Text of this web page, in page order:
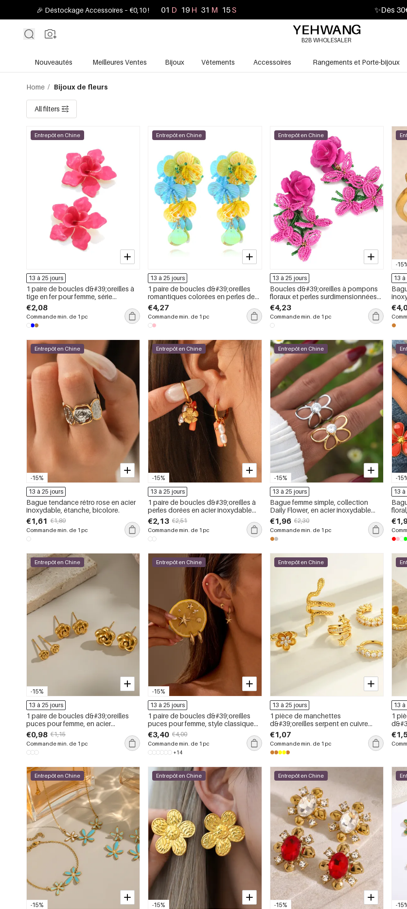
🎉 Déstockage Accessoires – €0,10 ! 01 D 19 H 31 M 12S ✨Dès
B2B WHOLESALER
Nouveautés Meilleures Ventes Bijoux Vêtements Accessoires Rangements et Porte-bijoux
Home / Bijoux de fleurs
All filters
Entrepôt en Chine
13 à 25 jours
1 paire de boucles d&#39;oreilles à
tige en fer pour femme, série
romantique, motif fleur douce
€2,08
Commande min. de 1 pc
Entrepôt en Chine
13 à 25 jours
1 paire de boucles d&#39;oreilles
romantiques colorées en perles de
sequins à motif floral.
€4,27
Commande min. de 1 pc
Entrepôt en Chine
13 à 25 jours
Boucles d&#39;oreilles à pompons
floraux et perles surdimensionnées
(1 paire)
€4,23
Commande min. de 1 pc
-
13
-15%
Entrepôt en Chine
13 à 25 jours
Bague tendance rétro rose en acier
inoxydable, étanche, bicolore.
€1,61 €1,89
Commande min. de 1 pc
-15%
Entrepôt en Chine
13 à 25 jours
1 paire de boucles d&#39;oreilles à
perles dorées en acier inoxydable
étanche, en forme de fleur
€2,13 €2,51
Commande min. de 1 pc
-15%
Entrepôt en Chine
13 à 25 jours
Bague femme simple, collection
Daily Flower, en acier inoxydable
étanche (1 pièce).
€1,96 €2,30
Commande min. de 1 pc
-
13
-15%
Entrepôt en Chine
13 à 25 jours
1 paire de boucles d&#39;oreilles
puces pour femme, en acier
inoxydable, couleur or, motif floral,
série Simple
€0,98 €1,15
Commande min. de 1 pc
-15%
Entrepôt en Chine
13 à 25 jours
1 paire de boucles d&#39;oreilles
puces pour femme, style classique
dessin animé, en acier inoxydable
étanche, couleur or, collection
Simple.
€3,40 €4,00
Commande min. de 1 pc
+14
Entrepôt en Chine
13 à 25 jours
1 pièce de manchettes
d&#39;oreilles serpent en cuivre
doré et zircon
€1,07
Commande min. de 1 pc
13
1
-15%
Entrepôt en Chine
-15%
Entrepôt en Chine
-15%
Entrepôt en Chine
-